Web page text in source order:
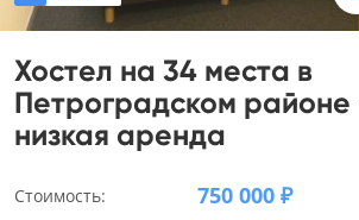
Хостел на 34 места в
Петроградском районе
низкая аренда
Стоимость: 750 000 ₽